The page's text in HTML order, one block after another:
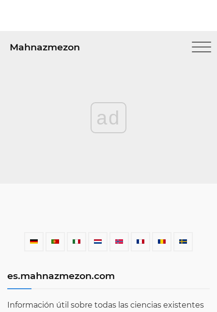
Mahnazmezon
ad
es.mahnazmezon.com
Información útil sobre todas las ciencias existentes